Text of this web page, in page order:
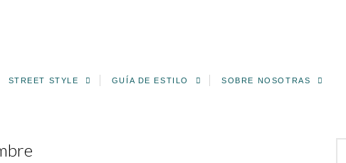
STREET STYLE GUÍA DE ESTILO SOBRE NOSOTRAS